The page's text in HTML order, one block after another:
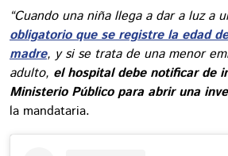
“Cuando una niña llega a dar a luz a
obligatorio que se registre la edad
madre, y si se trata de una menor
adulto, el hospital debe notificar de
Ministerio Público para abrir una
la mandataria.